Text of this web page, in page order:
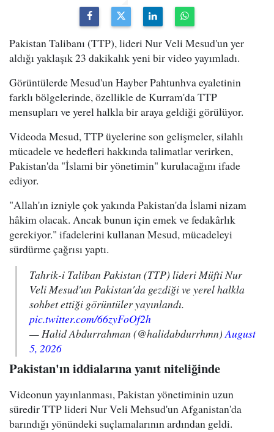
Pakistan Talibanı (TTP), lideri Nur Veli Mesud'un yer
aldığı yaklaşık 23 dakikalık yeni bir video yayımladı.
Görüntülerde Mesud'un Hayber Pahtunhva eyaletinin
farklı bölgelerinde, özellikle de Kurram'da TTP
mensupları ve yerel halkla bir araya geldiği görülüyor.
Videoda Mesud, TTP üyelerine son gelişmeler, silahlı
mücadele ve hedefleri hakkında talimatlar verirken,
Pakistan'da "İslami bir yönetimin" kurulacağını ifade
ediyor.
"Allah'ın izniyle çok yakında Pakistan'da İslami nizam
hâkim olacak. Ancak bunun için emek ve fedakârlık
gerekiyor." ifadelerini kullanan Mesud, mücadeleyi
sürdürme çağrısı yaptı.
Tahrik-i Taliban Pakistan (TTP) lideri Müfti Nur
Veli Mesud'un Pakistan'da gezdiği ve yerel halkla
sohbet ettiği görüntüler yayınlandı.
pic.twitter.com/66zyFoOf2h
— Halid Abdurrahman (@halidabdurrhmn)August
5, 2026
Pakistan'ın iddialarına yanıt niteliğinde
Videonun yayınlanması, Pakistan yönetiminin uzun
süredir TTP lideri Nur Veli Mehsud'un Afganistan'da
barındığı yönündeki suçlamalarının ardından geldi.